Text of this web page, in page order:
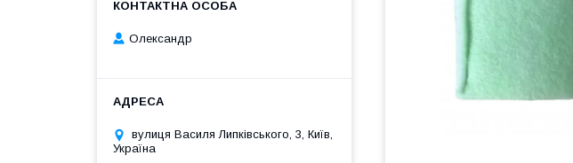
Олександр
вулиця Василя Липківського, 3, Київ,
Україна